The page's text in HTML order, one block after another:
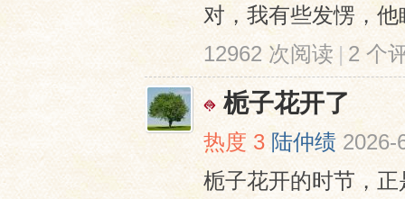
对，我有些发愣，
12962 次阅读 | 2 个
栀子花开了
热度 3 陆仲绩 2026-
栀子花开的时节，